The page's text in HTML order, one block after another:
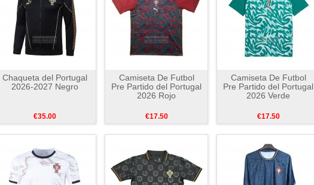
Chaqueta del Portugal
2026-2027 Negro
€35.00
Camiseta De Futbol
Pre Partido del Portugal
2026 Rojo
€17.50
Camiseta De Futbol
Pre Partido del Portugal
2026 Verde
€17.50